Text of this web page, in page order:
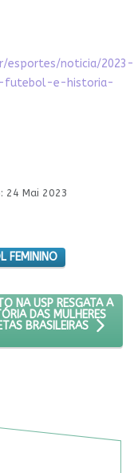
esportes/noticia/2023-
e-historia-
24 Mai 2023
FEMININO
O FUTEBOL FEMININO É
ARTIGO: EVENTO NA
NA USP RESGATA A
DAS MULHERES
BRASILEIRAS